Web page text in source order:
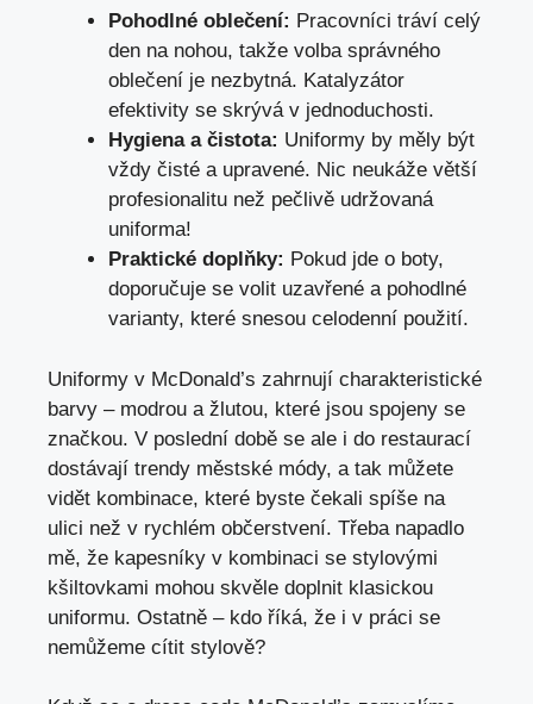
Pohodlné oblečení: Pracovníci tráví celý
den na nohou, takže volba správného
oblečení je nezbytná. Katalyzátor
efektivity se skrývá v jednoduchosti.
Hygiena a čistota: Uniformy by měly být
vždy čisté a upravené. Nic neukáže větší
profesionalitu než pečlivě udržovaná
uniforma!
Praktické doplňky: Pokud jde o boty,
doporučuje se volit uzavřené a pohodlné
varianty, které snesou celodenní použití.
Uniformy v McDonald’s zahrnují charakteristické
barvy – modrou a žlutou, které jsou spojeny se
značkou. V poslední době se ale i do restaurací
dostávají trendy městské módy, a tak můžete
vidět kombinace, které byste čekali spíše na
ulici než v rychlém občerstvení. Třeba napadlo
mě, že kapesníky v kombinaci se stylovými
kšiltovkami mohou skvěle doplnit klasickou
uniformu. Ostatně – kdo říká, že i v práci se
nemůžeme cítit stylově?